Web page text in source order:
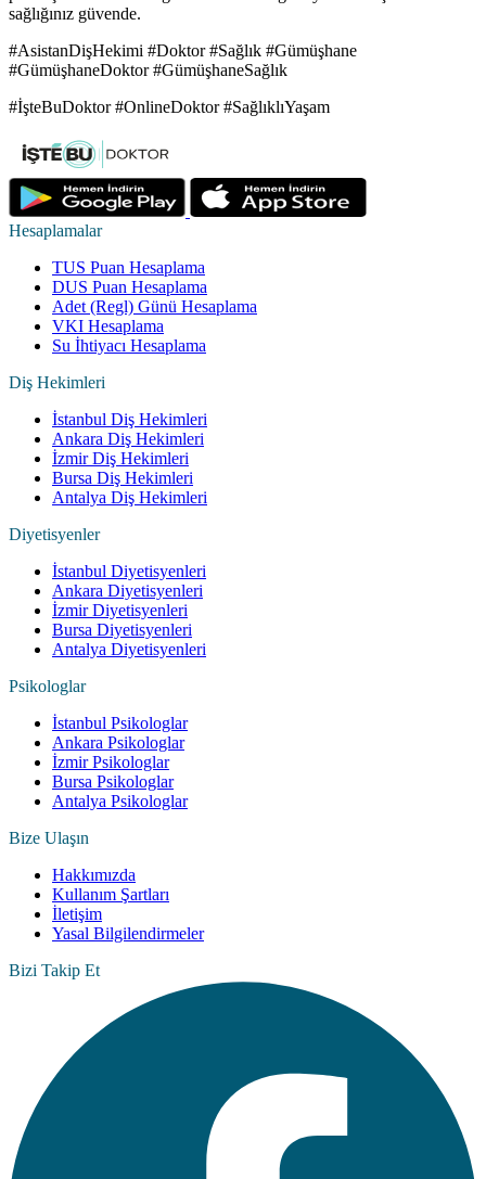
sağlığınız güvende.
#AsistanDişHekimi #Doktor #Sağlık #Gümüşhane
#GümüşhaneDoktor #GümüşhaneSağlık
#İşteBuDoktor #OnlineDoktor #SağlıklıYaşam
Hesaplamalar
TUS Puan Hesaplama
DUS Puan Hesaplama
Adet (Regl) Günü Hesaplama
VKI Hesaplama
Su İhtiyacı Hesaplama
Diş Hekimleri
İstanbul Diş Hekimleri
Ankara Diş Hekimleri
İzmir Diş Hekimleri
Bursa Diş Hekimleri
Antalya Diş Hekimleri
Diyetisyenler
İstanbul Diyetisyenleri
Ankara Diyetisyenleri
İzmir Diyetisyenleri
Bursa Diyetisyenleri
Antalya Diyetisyenleri
Psikologlar
İstanbul Psikologlar
Ankara Psikologlar
İzmir Psikologlar
Bursa Psikologlar
Antalya Psikologlar
Bize Ulaşın
Hakkımızda
Kullanım Şartları
İletişim
Yasal Bilgilendirmeler
Bizi Takip Et